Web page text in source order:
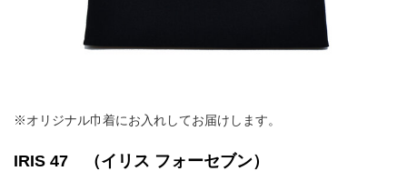
※オリジナル巾着にお入れしてお届けします。
IRIS 47 （イリス フォーセブン）